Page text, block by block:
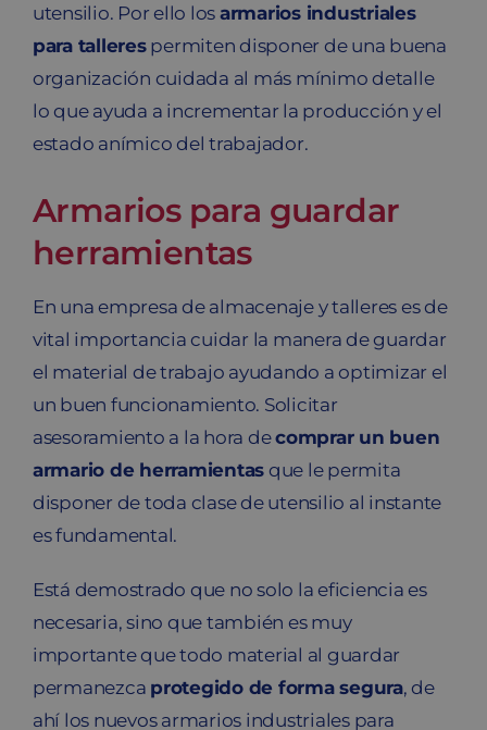
utensilio. Por ello los armarios industriales
para tallerespermiten disponer de una buena
organización cuidada al más mínimo detalle
lo que ayuda a incrementar la producción y el
estado anímico del trabajador.
Armarios para guardar
herramientas
En una empresa de almacenaje y talleres es de
vital importancia cuidar la manera de guardar
el material de trabajo ayudando a optimizar el
un buen funcionamiento. Solicitar
asesoramiento a la hora decomprar un buen
armario de herramientas que le permita
disponer de toda clase de utensilio al instante
es fundamental.
Está demostrado que no solo la eficiencia es
necesaria, sino que también es muy
importante que todo material al guardar
permanezca protegido de forma segura, de
ahí los nuevos armarios industriales para